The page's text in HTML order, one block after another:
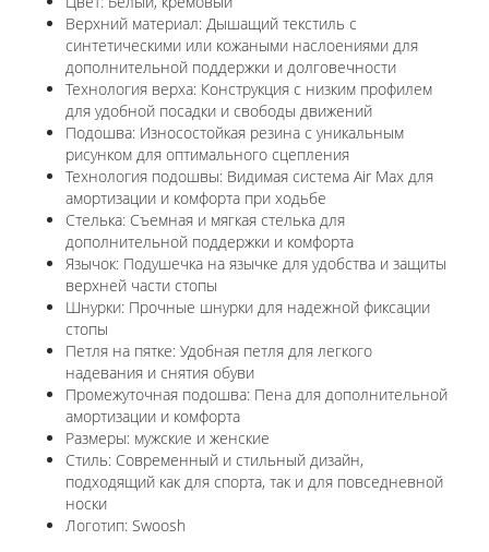
Верхний материал: Дышащий текстиль с
синтетическими или кожаными наслоениями для
дополнительной поддержки и долговечности
Технология верха: Конструкция с низким профилем
для удобной посадки и свободы движений
Подошва: Износостойкая резина с уникальным
рисунком для оптимального сцепления
Технология подошвы: Видимая система Air Max для
амортизации и комфорта при ходьбе
Стелька: Съемная и мягкая стелька для
дополнительной поддержки и комфорта
Язычок: Подушечка на язычке для удобства и защиты
верхней части стопы
Шнурки: Прочные шнурки для надежной фиксации
стопы
Петля на пятке: Удобная петля для легкого
надевания и снятия обуви
Промежуточная подошва: Пена для дополнительной
амортизации и комфорта
Размеры: мужские и женские
Стиль: Современный и стильный дизайн,
подходящий как для спорта, так и для повседневной
носки
Логотип: Swoosh